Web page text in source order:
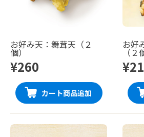
お好み天：舞茸天（２
個）
¥260
カート商品追加
お好
（２